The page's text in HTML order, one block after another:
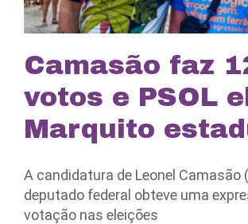
Camasão faz
votos e PSOL
Marquito
A candidatura de Leonel Camasão
deputado federal obteve uma
votação nas eleições